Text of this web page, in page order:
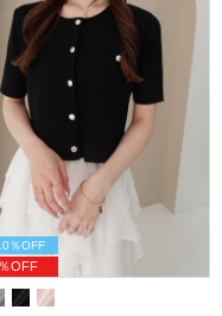
％OFF
OFF